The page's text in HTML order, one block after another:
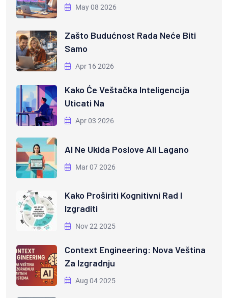
May 08 2026
Zašto Budućnost Rada Neće Biti
Samo
Apr 16 2026
Kako Će Veštačka Inteligencija
Uticati Na
Apr 03 2026
AI Ne Ukida Poslove Ali Lagano
Mar 07 2026
Kako Proširiti Kognitivni Rad I
Izgraditi
Nov 22 2025
Context Engineering: Nova Veština
Za Izgradnju
Aug 04 2025